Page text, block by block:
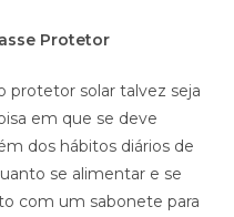
Protetor
protetor solar talvez seja
em que se deve
dos hábitos diários de
se alimentar e se
com um sabonete para